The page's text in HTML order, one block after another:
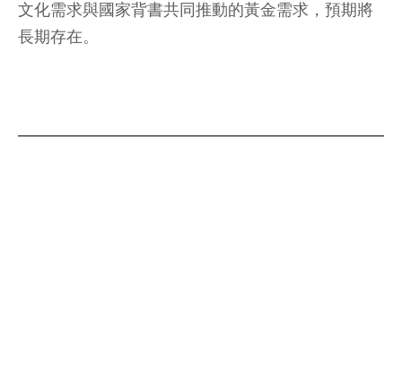
文化需求與國家背書共同推動的黃金需求，預期將
長期存在。